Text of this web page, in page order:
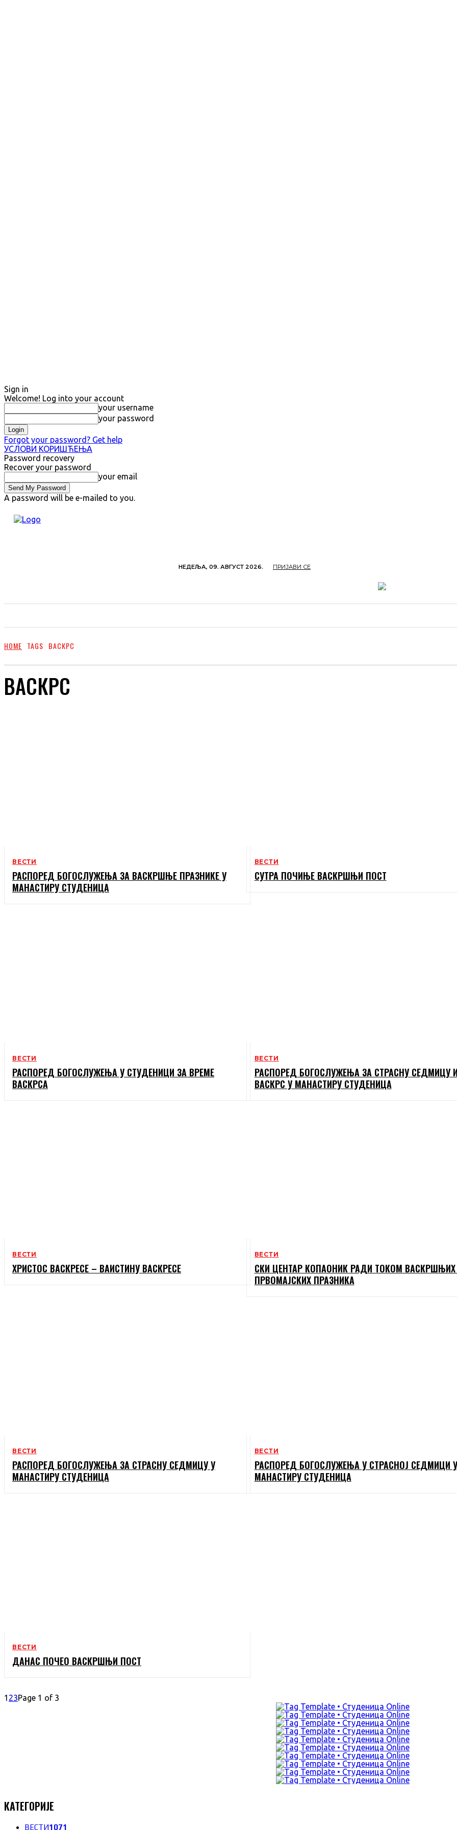
Sign in
Welcome! Log into your account
your username
your password
Forgot your password? Get help
УСЛОВИ КОРИШЋЕЊА
Password recovery
Recover your password
your email
A password will be e-mailed to you.
НЕДЕЉА, 09. АВГУСТ 2026. ПРИЈАВИ СЕ
HOME TAGS ВАСКРС
ВАСКРС
ВЕСТИ
РАСПОРЕД БОГОСЛУЖЕЊА ЗА ВАСКРШЊЕ ПРАЗНИКЕ У
МАНАСТИРУ СТУДЕНИЦА
ВЕСТИ
СУТРА ПОЧИЊЕ ВАСКРШЊИ ПОСТ
ВЕСТИ
РАСПОРЕД БОГОСЛУЖЕЊА У СТУДЕНИЦИ ЗА ВРЕМЕ
ВАСКРСА
ВЕСТИ
РАСПОРЕД БОГОСЛУЖЕЊА ЗА СТРАСНУ СЕДМИЦУ
ВАСКРС У МАНАСТИРУ СТУДЕНИЦА
ВЕСТИ
ХРИСТОС ВАСКРЕСЕ – ВАИСТИНУ ВАСКРЕСЕ
ВЕСТИ
СКИ ЦЕНТАР КОПАОНИК РАДИ ТОКОМ
ПРВОМАЈСКИХ ПРАЗНИКА
ВЕСТИ
РАСПОРЕД БОГОСЛУЖЕЊА ЗА СТРАСНУ СЕДМИЦУ У
МАНАСТИРУ СТУДЕНИЦА
ВЕСТИ
РАСПОРЕД БОГОСЛУЖЕЊА У СТРАСНОЈ СЕДМИЦИ У
МАНАСТИРУ СТУДЕНИЦА
ВЕСТИ
ДАНАС ПОЧЕО ВАСКРШЊИ ПОСТ
1 23Page 1 of 3
КАТЕГОРИЈЕ
ВЕСТИ1071